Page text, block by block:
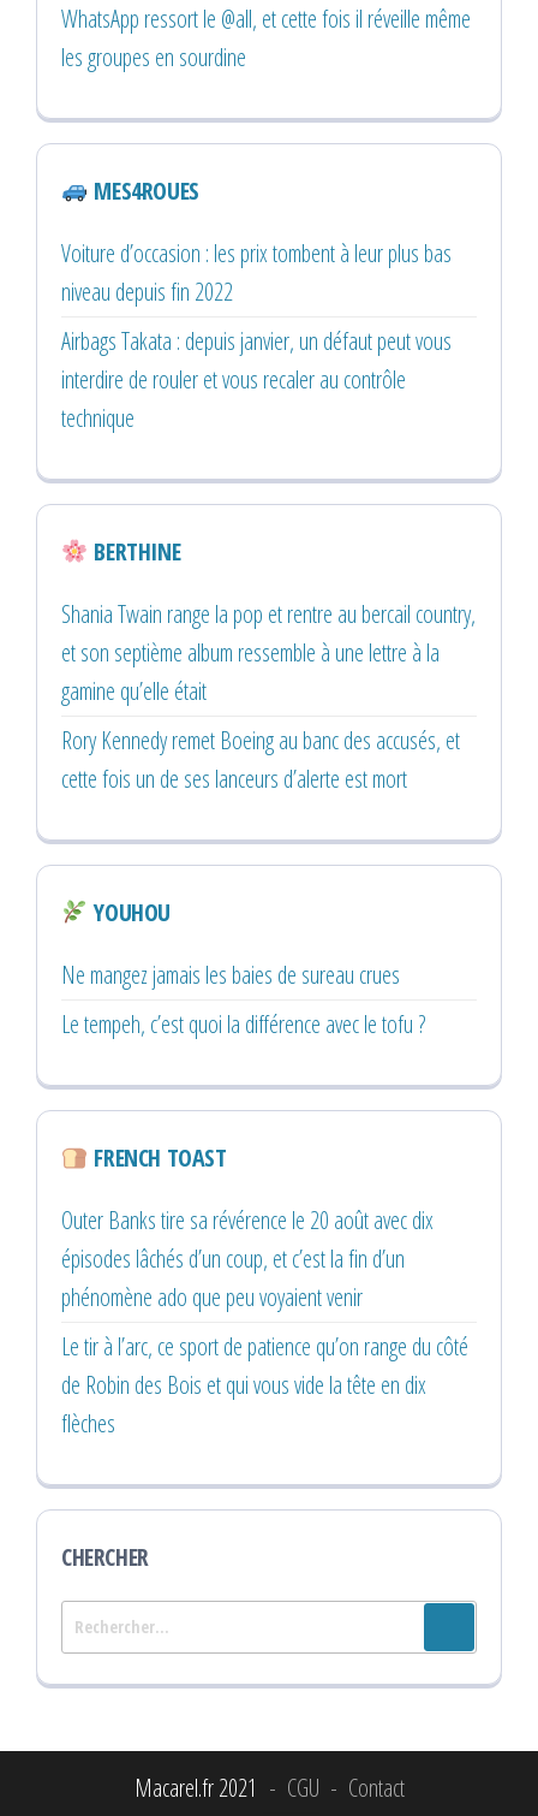
WhatsApp ressort le @all, et cette fois il réveille même
les groupes en sourdine
MES4ROUES
Voiture d’occasion : les prix tombent à leur plus bas
niveau depuis fin 2022
Airbags Takata : depuis janvier, un défaut peut vous
interdire de rouler et vous recaler au contrôle
technique
BERTHINE
Shania Twain range la pop et rentre au bercail country,
et son septième album ressemble à une lettre à la
gamine qu’elle était
Rory Kennedy remet Boeing au banc des accusés, et
cette fois un de ses lanceurs d’alerte est mort
YOUHOU
Ne mangez jamais les baies de sureau crues
Le tempeh, c’est quoi la différence avec le tofu ?
FRENCH TOAST
Outer Banks tire sa révérence le 20 août avec dix
épisodes lâchés d’un coup, et c’est la fin d’un
phénomène ado que peu voyaient venir
Le tir à l’arc, ce sport de patience qu’on range du côté
de Robin des Bois et qui vous vide la tête en dix
flèches
CHERCHER
Rechercher :
CGU Contact